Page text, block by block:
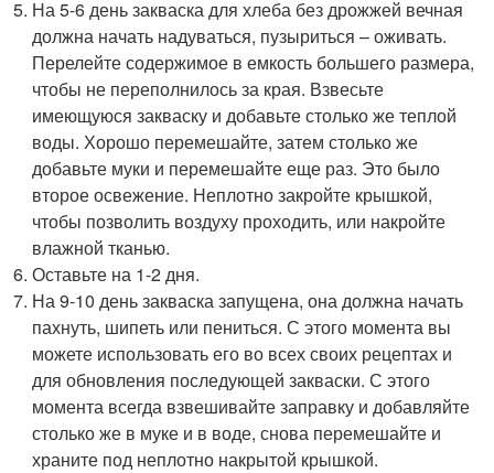
На 5-6 день закваска для хлеба без дрожжей вечная
должна начать надуваться, пузыриться – оживать.
Перелейте содержимое в емкость большего размера,
чтобы не переполнилось за края. Взвесьте
имеющуюся закваску и добавьте столько же теплой
воды. Хорошо перемешайте, затем столько же
добавьте муки и перемешайте еще раз. Это было
второе освежение. Неплотно закройте крышкой,
чтобы позволить воздуху проходить, или накройте
влажной тканью.
Оставьте на 1-2 дня.
На 9-10 день закваска запущена, она должна начать
пахнуть, шипеть или пениться. С этого момента вы
можете использовать его во всех своих рецептах и
для обновления последующей закваски. С этого
момента всегда взвешивайте заправку и добавляйте
столько же в муке и в воде, снова перемешайте и
храните под неплотно накрытой крышкой.